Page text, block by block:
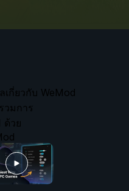
เกี่ยวกับ WeMod
วมการ
ด้วย